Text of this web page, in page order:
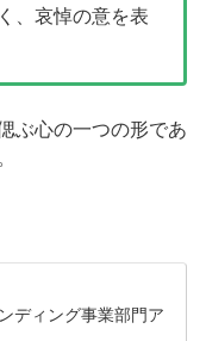
、哀悼の意を表
ぶ心の一つの形であ
ディング事業部門ア